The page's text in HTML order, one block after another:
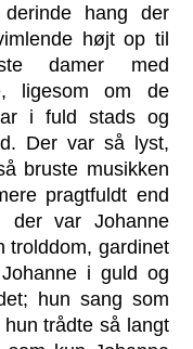
hang der
højt op til
damer med
ligesom om de
i fuld stads og
Der var så lyst,
bruste musikken
pragtfuldt end
der var Johanne
trolddom, gardinet
i guld og
hun sang som
trådte så langt